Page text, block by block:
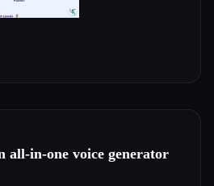
all-in-one voice generator